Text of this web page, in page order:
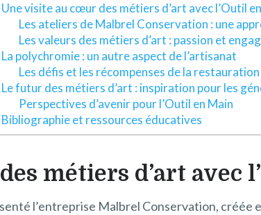
Une visite au cœur des métiers d’art avec l’Outil
Les ateliers de Malbrel Conservation : une
Les valeurs des métiers d’art : passion et
La polychromie : un autre aspect de l’artisanat
Les défis et les récompenses de la restauration
Le futur des métiers d’art : inspiration pour les
Perspectives d’avenir pour l’Outil en Main
Bibliographie et ressources éducatives
métiers d’art avec
l’entreprise Malbrel Conservation, créée